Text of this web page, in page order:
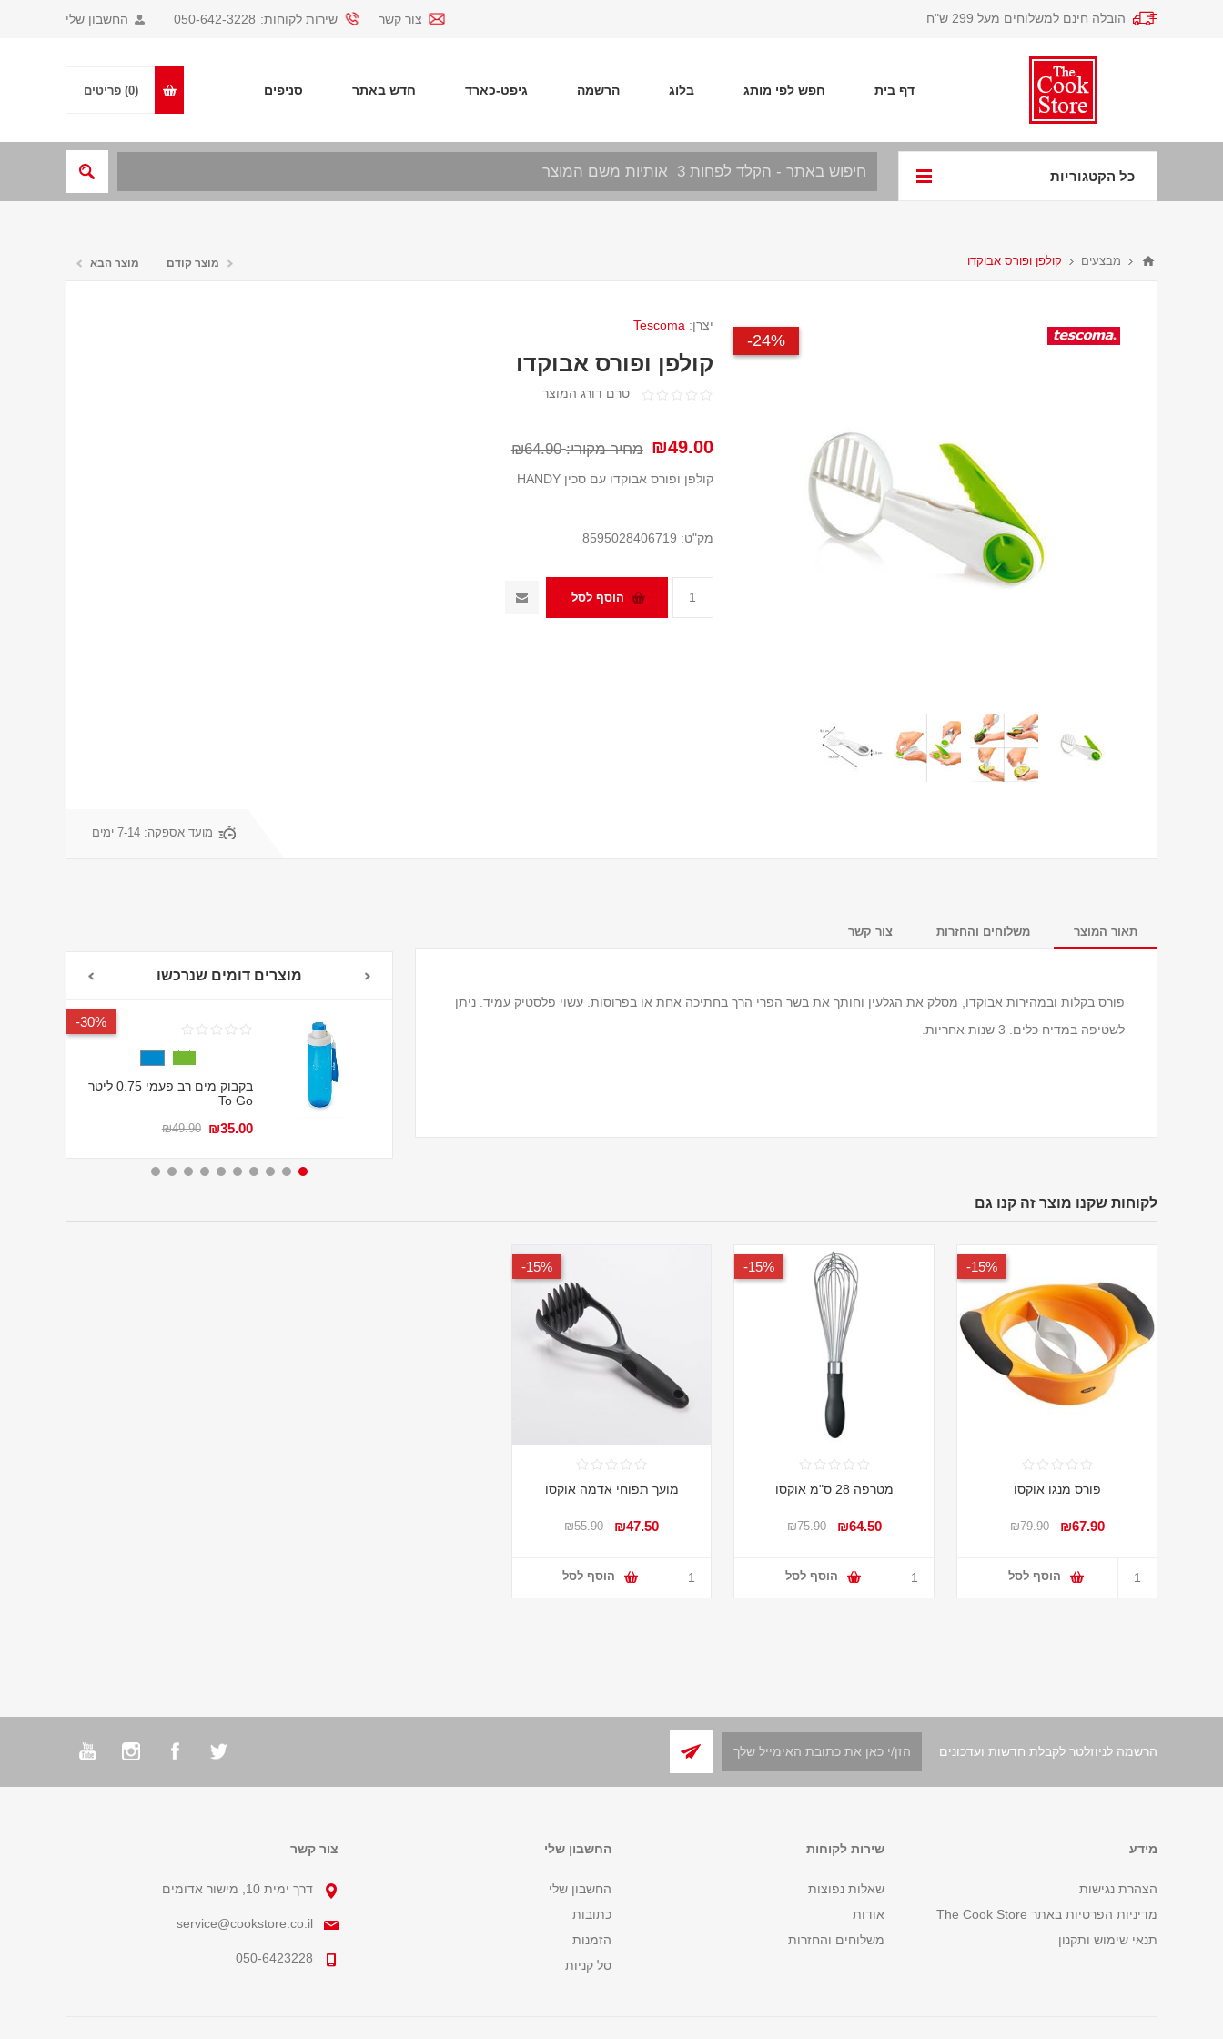
החשבון שלי צור קשר שירות לקוחות: 050-642-3228 הובלה חינם למשלוחים מעל 299 ש"ח
דף בית חפש לפי מותג בלוג הרשמה גיפט-כארד חדש באתר סניפים (0) פריטים
כל הקטגוריות
מבצעים קולפן ופורס אבוקדו מוצר קודם מוצר הבא
24%-
יצרן: Tescoma
קולפן ופורס אבוקדו
טרם דורג המוצר
₪49.00 מחיר מקורי: ₪64.90
קולפן ופורס אבוקדו עם סכין HANDY
מק"ט: 8595028406719
מועד אספקה: 7-14 ימים
תאור המוצר משלוחים והחזרות צור קשר
פורס בקלות ובמהירות אבוקדו, מסלק את הגלעין וחותך את בשר הפרי הרך בחתיכה אחת או בפרוסות. עשוי פלסטיק עמיד. ניתן
לשטיפה במדיח כלים. 3 שנות אחריות.
מוצרים דומים שנרכשו
30%-
בקבוק מים רב פעמי 0.75 ליטר
To Go
₪35.00
₪49.90
לקוחות שקנו מוצר זה קנו גם
15%-
פורס מנגו אוקסו
₪67.90
₪79.90
הוסף לסל
15%-
מטרפה 28 ס"מ אוקסו
₪64.50
₪75.90
הוסף לסל
15%-
מועך תפוחי אדמה אוקסו
₪47.50
₪55.90
הוסף לסל
הרשמה לניוזלטר לקבלת חדשות ועדכונים
מידע
הצהרת נגישות
מדיניות הפרטיות באתר The Cook Store
תנאי שימוש ותקנון
שירות לקוחות
שאלות נפוצות
אודות
משלוחים והחזרות
החשבון שלי
החשבון שלי
כתובות
הזמנות
סל קניות
צור קשר
דרך ימית 10, מישור אדומים
service@cookstore.co.il
050-6423228